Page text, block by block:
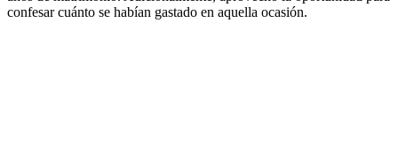
confesar cuánto se habían gastado en aquella ocasión.